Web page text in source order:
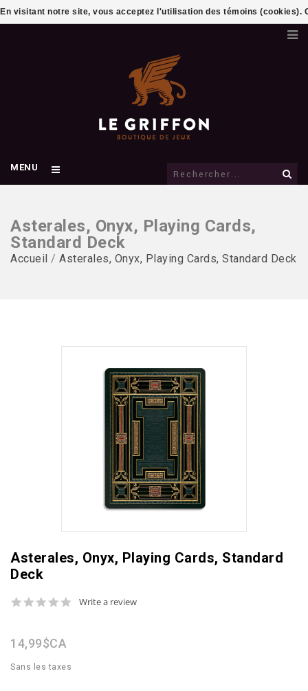
MENU
Asterales, Onyx, Playing Cards,
Standard Deck
Accueil / Asterales, Onyx, Playing Cards, Standard Deck
Asterales, Onyx, Playing Cards, Standard
Deck
0.0
Write a review
14,99$CA
Sans les taxes
En visitant notre site, vous acceptez l'utilisation des témoins